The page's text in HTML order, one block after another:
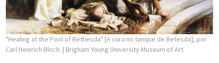
"Healing at the Pool of Bethesda" [A cura no tanque de Betesda], por
Carl Heinrich Bloch. | Brigham Young University Museum of Art